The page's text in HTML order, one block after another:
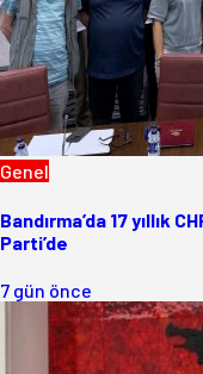
Genel
Bandırma’da 17 yıllık
Parti’de
7 gün önce